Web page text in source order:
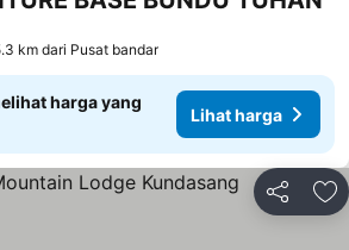
km dari Pusat bandar
harga yang
Lihat harga
Kongsi